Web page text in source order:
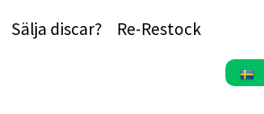
Sälja discar? Re-Restock